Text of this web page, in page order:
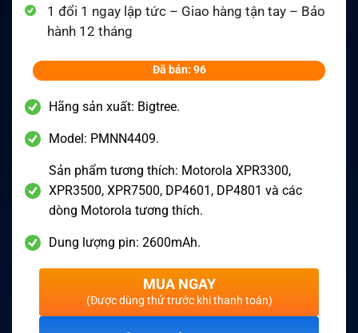
1 đổi 1 ngay lập tức – Giao hàng tận tay – Bảo
hành 12 tháng
Đã bán: 96
Hãng sản xuất: Bigtree.
Model: PMNN4409.
Sản phẩm tương thích: Motorola XPR3300,
XPR3500, XPR7500, DP4601, DP4801 và các
dòng Motorola tương thích.
Dung lượng pin: 2600mAh.
MUA NGAY
(Được dùng thử trước khi thanh toán)